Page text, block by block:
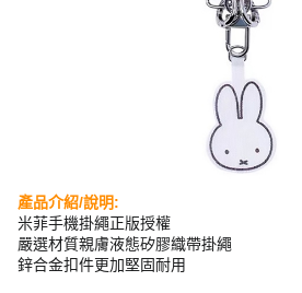
產品介紹/說明:
米菲手機掛繩正版授權
嚴選材質親膚液態矽膠織帶掛繩
鋅合金扣件更加堅固耐用